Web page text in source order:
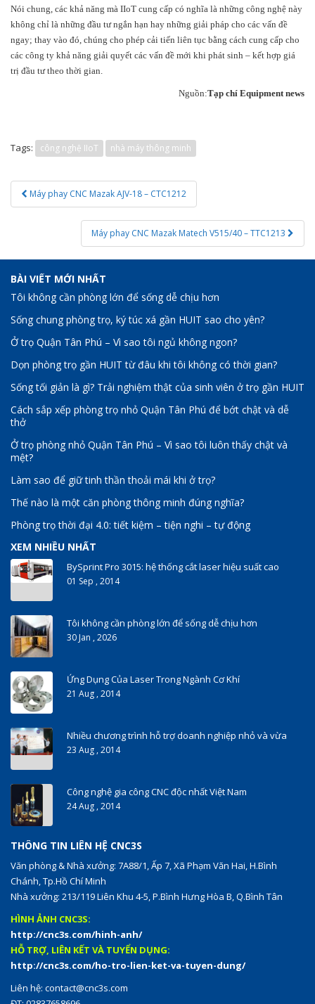
Nói chung, các khả năng mà IIoT cung cấp có nghĩa là những công nghệ này
không chỉ là những đầu tư ngắn hạn hay những giải pháp cho các vấn đề
ngay; thay vào đó, chúng cho phép cải tiến liên tục bằng cách cung cấp cho
các công ty khả năng giải quyết các vấn đề mới khi phát sinh – kết hợp giá
trị đầu tư theo thời gian.
Nguồn:Tạp chí Equipment news
Tags: công nghệ IIoT nhà máy thông minh
Post
navigation
Máy phay CNC Mazak AJV-18 – CTC1212
Máy phay CNC Mazak Matech V515/40 – TTC1213
BÀI VIẾT MỚI NHẤT
Tôi không cần phòng lớn để sống dễ chịu hơn
Sống chung phòng trọ, ký túc xá gần HUIT sao cho yên?
Ở trọ Quận Tân Phú – Vì sao tôi ngủ không ngon?
Dọn phòng trọ gần HUIT từ đâu khi tôi không có thời gian?
Sống tối giản là gì? Trải nghiệm thật của sinh viên ở trọ gần HUIT
Cách sắp xếp phòng trọ nhỏ Quận Tân Phú để bớt chật và dễ
thở
Ở trọ phòng nhỏ Quận Tân Phú – Vì sao tôi luôn thấy chật và
mệt?
Làm sao để giữ tinh thần thoải mái khi ở trọ?
Thế nào là một căn phòng thông minh đúng nghĩa?
Phòng trọ thời đại 4.0: tiết kiệm – tiện nghi – tự động
XEM NHIỀU NHẤT
BySprint Pro 3015: hệ thống cắt laser hiệu suất cao
01 Sep , 2014
Tôi không cần phòng lớn để sống dễ chịu hơn
30 Jan , 2026
Ứng Dụng Của Laser Trong Ngành Cơ Khí
21 Aug , 2014
Nhiều chương trình hỗ trợ doanh nghiệp nhỏ và vừa
23 Aug , 2014
Công nghệ gia công CNC độc nhất Việt Nam
24 Aug , 2014
THÔNG TIN LIÊN HỆ CNC3S
Văn phòng & Nhà xưởng: 7A88/1, Ấp 7, Xã Phạm Văn Hai, H.Bình
Chánh, Tp.Hồ Chí Minh
Nhà xưởng: 213/119 Liên Khu 4-5, P.Bình Hưng Hòa B, Q.Bình Tân
HÌNH ẢNH CNC3S:
http://cnc3s.com/hinh-anh/
HỖ TRỢ, LIÊN KẾT VÀ TUYỂN DỤNG:
http://cnc3s.com/ho-tro-lien-ket-va-tuyen-dung/
Liên hệ: contact@cnc3s.com